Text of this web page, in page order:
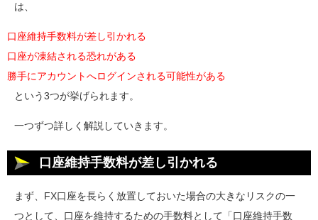
は、
口座維持手数料が差し引かれる
口座が凍結される恐れがある
勝手にアカウントへログインされる可能性がある
という3つが挙げられます。
一つずつ詳しく解説していきます。
口座維持手数料が差し引かれる
まず、FX口座を長らく放置しておいた場合の大きなリスクの一
つとして、口座を維持するための手数料として「口座維持手数